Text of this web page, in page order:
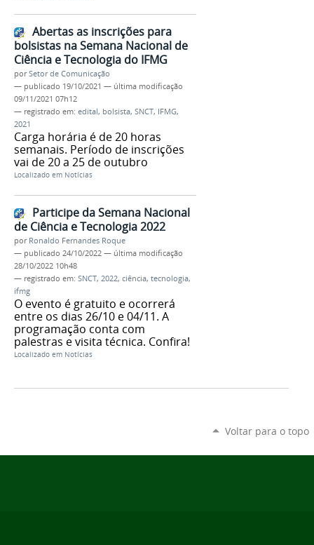
Abertas as inscrições para
bolsistas na Semana Nacional de
Ciência e Tecnologia do IFMG
porSetor de Comunicação
— publicado 19/10/2021 — última modificação
09/11/2021 07h12
— registrado em: edital, bolsista, SNCT, IFMG,
2021
Carga horária é de 20 horas
semanais. Período de inscrições
vai de 20 a 25 de outubro
Localizado em Notícias
Participe da Semana Nacional
de Ciência e Tecnologia 2022
por Ronaldo Fernandes Roque
— publicado 24/10/2022 — última modificação
28/10/2022 10h48
— registrado em: SNCT, 2022, ciência, tecnologia,
ifmg
O evento é gratuito e ocorrerá
entre os dias 26/10 e 04/11. A
programação conta com
palestras e visita técnica. Confira!
Localizado em Notícias
Voltar para o topo